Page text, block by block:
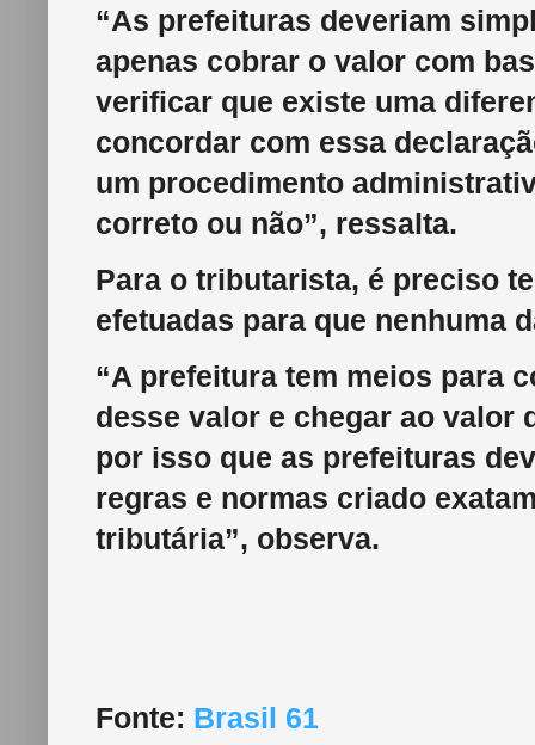
“As prefeituras deveriam
apenas cobrar o valor com
verificar que existe uma
concordar com essa
um procedimento
correto ou não”, ressalta.
Para o tributarista, é preciso
efetuadas para que nenhuma
“A prefeitura tem meios para
desse valor e chegar ao valor
por isso que as prefeituras
regras e normas criado
tributária”, observa.
Fonte: Brasil 61